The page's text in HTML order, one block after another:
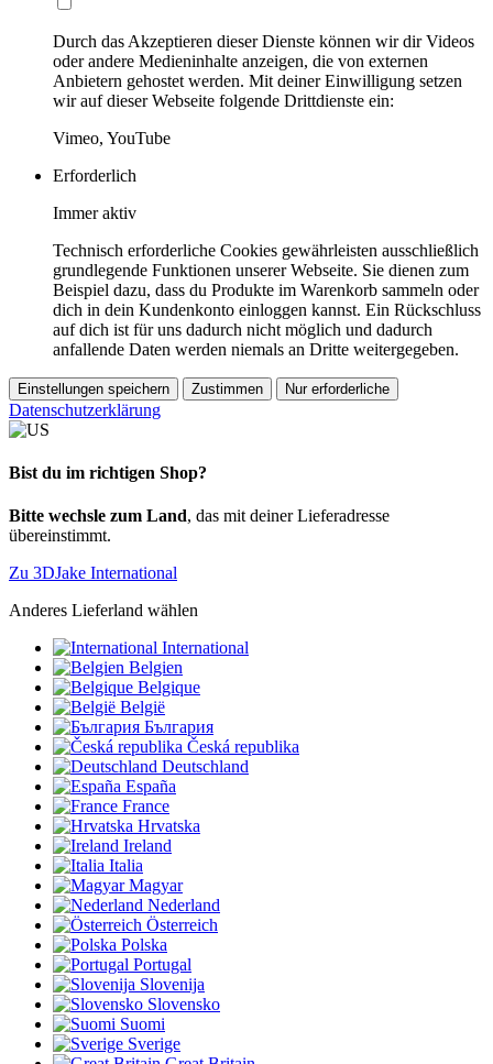
Durch das Akzeptieren dieser Dienste können wir dir Videos
oder andere Medieninhalte anzeigen, die von externen
Anbietern gehostet werden. Mit deiner Einwilligung setzen
wir auf dieser Webseite folgende Drittdienste ein:
Vimeo, YouTube
Erforderlich
Immer aktiv
Technisch erforderliche Cookies gewährleisten ausschließlich
grundlegende Funktionen unserer Webseite. Sie dienen zum
Beispiel dazu, dass du Produkte im Warenkorb sammeln oder
dich in dein Kundenkonto einloggen kannst. Ein Rückschluss
auf dich ist für uns dadurch nicht möglich und dadurch
anfallende Daten werden niemals an Dritte weitergegeben.
Einstellungen speichern Zustimmen Nur erforderliche
Datenschutzerklärung
Bist du im richtigen Shop?
Bitte wechsle zum Land, das mit deiner Lieferadresse
übereinstimmt.
Zu 3DJake International
Anderes Lieferland wählen
International
Belgien
Belgique
België
България
Česká republika
Deutschland
España
France
Hrvatska
Ireland
Italia
Magyar
Nederland
Österreich
Polska
Portugal
Slovenija
Slovensko
Suomi
Sverige